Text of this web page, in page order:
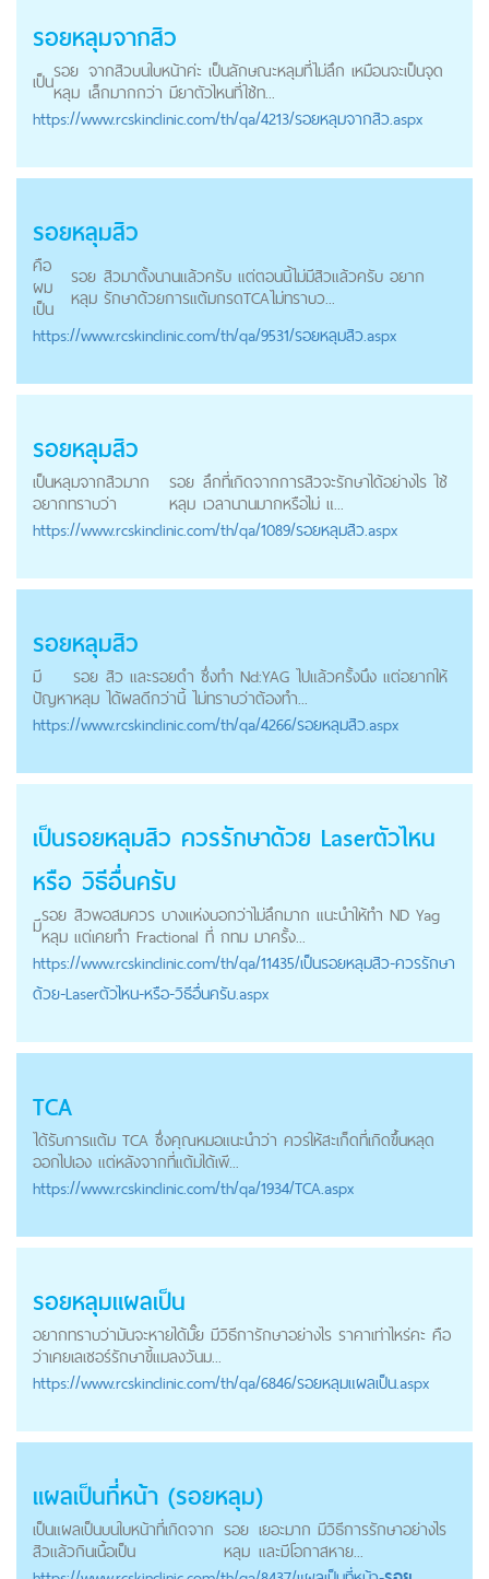
รอยหลุมจากสิว
เป็นรอย
หลุม
จากสิวบนใบหน้าค่ะ เป็นลักษณะหลุมที่ไม่ลึก เหมือนจะเป็นจุด
เล็กมากกว่า มียาตัวไหนที่ใช้ท...
https://www.rcskinclinic.com/th/qa/4213/รอยหลุมจากสิว.aspx
รอยหลุมสิว
คือ
ผม
เป็น
รอย
หลุม
สิวมาตั้งนานแล้วครับ แต่ตอนนี้ไม่มีสิวแล้วครับ อยาก
รักษาด้วยการแต้มกรดTCAไม่ทราบว...
https://www.rcskinclinic.com/th/qa/9531/รอยหลุมสิว.aspx
รอยหลุมสิว
เป็นหลุมจากสิวมาก
อยากทราบว่า
รอย
หลุม
ลึกที่เกิดจากการสิวจะรักษาได้อย่างไร ใช้
เวลานานมากหรือไม่ แ...
https://www.rcskinclinic.com/th/qa/1089/รอยหลุมสิว.aspx
รอยหลุมสิว
มี
ปัญหา
รอย
หลุม
สิว และรอยดำ ซึ่งทำ Nd:YAG ไปแล้วครั้งนึง แต่อยากให้
ได้ผลดีกว่านี้ ไม่ทราบว่าต้องทำ...
https://www.rcskinclinic.com/th/qa/4266/รอยหลุมสิว.aspx
เป็นรอยหลุมสิว ควรรักษาด้วย Laserตัวไหน
หรือ วิธีอื่นครับ
มีรอย
หลุม
สิวพอสมควร บางแห่งบอกว่าไม่ลึกมาก แนะนำให้ทำ ND Yag
แต่เคยทำ Fractional ที่ กทม มาครั้ง...
https://www.rcskinclinic.com/th/qa/11435/เป็นรอยหลุมสิว-ควรรักษา
ด้วย-Laserตัวไหน-หรือ-วิธีอื่นครับ.aspx
TCA
ได้รับการแต้ม TCA ซึ่งคุณหมอแนะนำว่า ควรให้สะเก็ดที่เกิดขึ้นหลุด
ออกไปเอง แต่หลังจากที่แต้มได้เพี...
https://www.rcskinclinic.com/th/qa/1934/TCA.aspx
รอยหลุมแผลเป็น
อยากทราบว่ามันจะหายได้มั๊ย มีวิธีการักษาอย่างไร ราคาเท่าไหร่คะ คือ
ว่าเคยเลเซอร์รักษาขี้แมลงวันม...
https://www.rcskinclinic.com/th/qa/6846/รอยหลุมแผลเป็น.aspx
แผลเป็นที่หน้า (รอยหลุม)
เป็นแผลเป็นบนใบหน้าที่เกิดจาก
สิวแล้วกินเนื้อเป็น
รอย
หลุม
เยอะมาก มีวิธีการรักษาอย่างไร
และมีโอกาสหาย...